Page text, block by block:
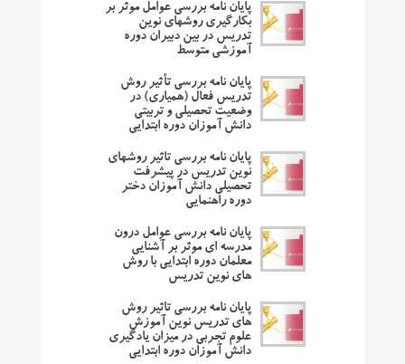
پایان نامه بررسی عوامل موثر بر
بکارگیری روشهای نوین
تدریس در بین دبیران دوره
آموزشی متوسط
پایان نامه بررسی تأثیر روش
تدریس فعال (همیاری) در
وضعیت تحصیلی و تربیتی
دانش آموزان دوره ابتدایی
پایان نامه بررسی تاثیر روشهای
نوین تدریس در پیشرفت
تحصیلی دانش آموزان دختر
دوره راهنمایی
پایان نامه بررسی عوامل درون
مدرسه ای موثر بر آشنایی
معلمان دوره ابتدایی با روش
های نوین تدریس
پایان نامه بررسی تاثیر روش
های تدریس نوین آموزش
علوم تجربی در میزان یادگیری
دانش آموزان دوره ابتدایی